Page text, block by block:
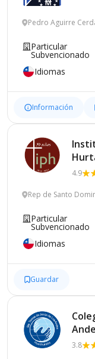
Pedro Aguirre
Particular
Subvencionado
Idiomas
Información
4.9
Rep de Santo
Particular
Subvencionado
Idiomas
Guardar
3.8